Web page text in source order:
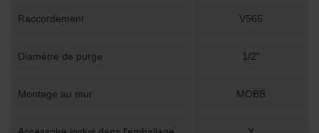
Raccordement V565
Diamètre de purge 1/2"
Montage au mur MOBB